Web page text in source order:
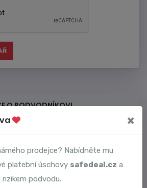
O PODVODNÍKOVI
lépe ostatní najdou stejného
se připojit k podvodu.
×
prodejce? Nabídněte mu
platební úschovy safedeal.cz a
podvodu.